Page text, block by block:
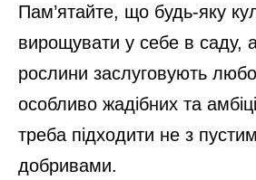
Пам’ятайте, що будь-яку
вирощувати у себе в саду,
рослини заслуговують
особливо жадібних та
треба підходити не з
добривами.